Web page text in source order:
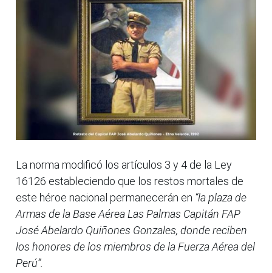
La norma modificó los artículos 3 y 4 de la Ley
16126 estableciendo que los restos mortales de
este héroe nacional permanecerán en “la plaza de
Armas de la Base Aérea Las Palmas Capitán FAP
José Abelardo Quiñones Gonzales, donde reciben
los honores de los miembros de la Fuerza Aérea del
Perú”.